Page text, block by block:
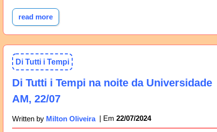
read more
Di Tutti i Tempi
Di Tutti i Tempi na noite da Universidade
AM, 22/07
Written by Milton Oliveira 22/07/2024